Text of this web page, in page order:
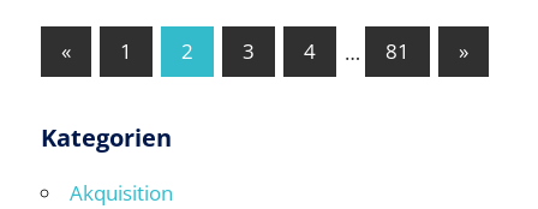
Seitennummerierung
Beiträge
«Vorherige
Beiträge
1 2 3 4 … 81
Nächste
Beiträge
»
Kategorien
Akquisition